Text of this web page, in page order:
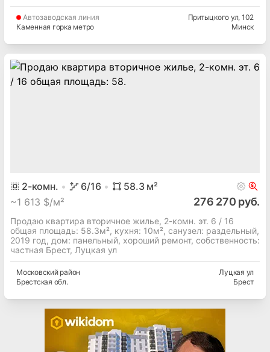
Автозаводская линия
Каменная горка метро
Притыцкого ул, 102
Минск
2-комн. 6/16 58.3м²
~1 613 $/м² 276 270 руб.
Продаю квартира вторичное жилье, 2-комн. эт. 6 / 16
общая площадь: 58.3м², кухня: 10м², cанузел: раздельный,
2019 год, дом: панельный, хороший ремонт, собственность:
частная Брест, Луцкая ул
Московскийрайон
Брестская обл.
Луцкая ул
Брест